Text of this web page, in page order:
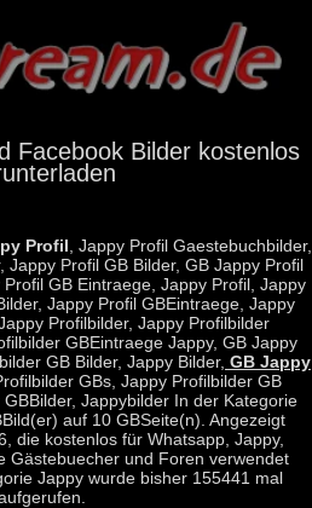
Facebook Bilder kostenlos
Profil , Jappy Profil Gaestebuchbilder,
Jappy Profil GB Bilder, GB Jappy Profil
Profil GB Eintraege, Jappy Profil, Jappy
Jappy Profil GBEintraege, Jappy
Profilbilder, Jappy Profilbilder
GBEintraege Jappy, GB Jappy
GB Bilder, Jappy Bilder, GB Jappy
GBs, Jappy Profilbilder GB
Jappybilder In der Kategorie
auf 10 GBSeite(n). Angezeigt
die kostenlos für Whatsapp, Jappy,
Gästebuecher und Foren verwendet
Jappy wurde bisher 155441 mal